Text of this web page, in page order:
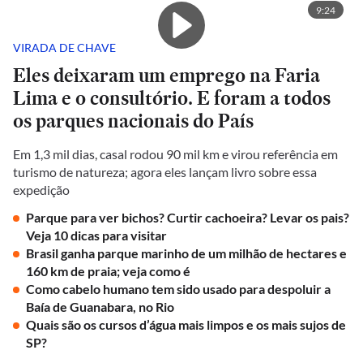
9:24
VIRADA DE CHAVE
Eles deixaram um emprego na Faria
Lima e o consultório. E foram a todos
os parques nacionais do País
Em 1,3 mil dias, casal rodou 90 mil km e virou referência em
turismo de natureza; agora eles lançam livro sobre essa
expedição
Parque para ver bichos? Curtir cachoeira? Levar os pais?
Veja 10 dicas para visitar
Brasil ganha parque marinho de um milhão de hectares e
160 km de praia; veja como é
Como cabelo humano tem sido usado para despoluir a
Baía de Guanabara, no Rio
Quais são os cursos d’água mais limpos e os mais sujos de
SP?